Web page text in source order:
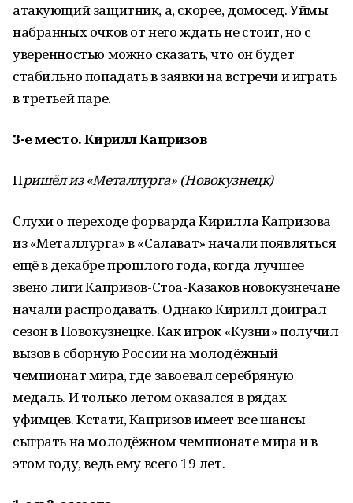
атакующий защитник, а, скорее, домосед. Уймы
набранных очков от него ждать не стоит, но с
уверенностью можно сказать, что он будет
стабильно попадать в заявки на встречи и играть
в третьей паре.
3-е место. Кирилл Капризов
Пришёл из «Металлурга» (Новокузнецк)
Слухи о переходе форварда Кирилла Капризова
из «Металлурга» в «Салават» начали появляться
ещё в декабре прошлого года, когда лучшее
звено лиги Капризов-Стоа-Казаков новокузнечане
начали распродавать. Однако Кирилл доиграл
сезон в Новокузнецке. Как игрок «Кузни» получил
вызов в сборную России на молодёжный
чемпионат мира, где завоевал серебряную
медаль. И только летом оказался в рядах
уфимцев. Кстати, Капризов имеет все шансы
сыграть на молодёжном чемпионате мира и в
этом году, ведь ему всего 19 лет.